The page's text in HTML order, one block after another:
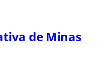
de Minas